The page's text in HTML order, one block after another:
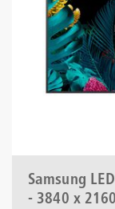
Samsung
- 3840 x